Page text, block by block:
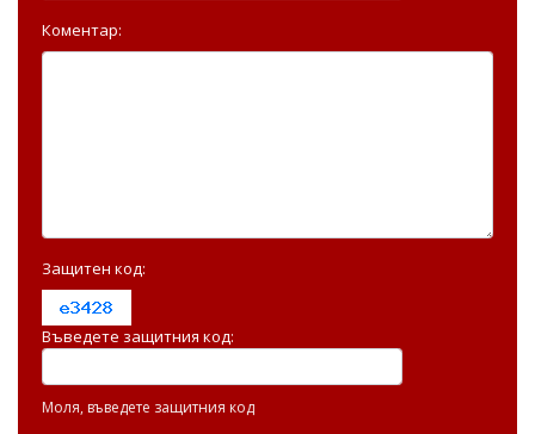
Коментар:
Защитен код:
Въведете защитния код:
Моля, въведете защитния код